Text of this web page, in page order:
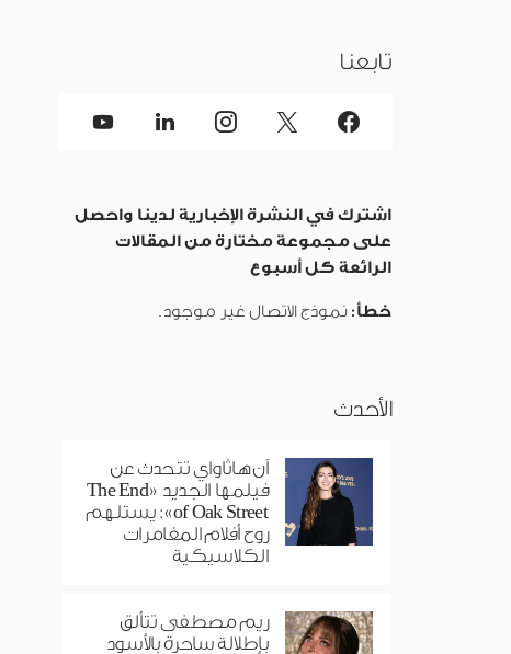
تابعنا
اشترك في النشرة الإخبارية لدينا واحصل
على مجموعة مختارة من المقالات
الرائعة كل أسبوع
خطأ: نموذج الاتصال غير موجود.
الأحدث
آن هاثاواي تتحدث عن
فيلمها الجديد «The End
of Oak Street»: يستلهم
روح أفلام المغامرات
الكلاسيكية
ريم مصطفى تتألق
بإطلالة ساحرة بالأسود